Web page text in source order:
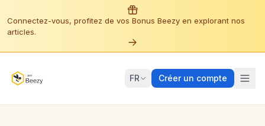
Connectez-vous, profitez de vos Bonus Beezy en explorant nos
articles.
FR Créer un compte